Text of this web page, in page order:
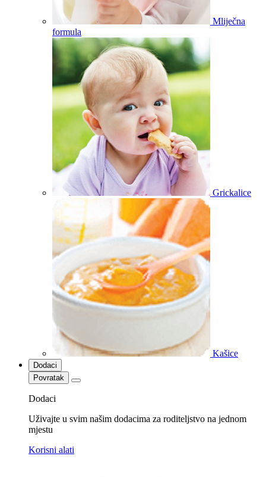
Mliječna
formula
Grickalice
Kašice
Dodaci
Povratak
Dodaci
Uživajte u svim našim dodacima za roditeljstvo na jednom
mjestu
Korisni alati